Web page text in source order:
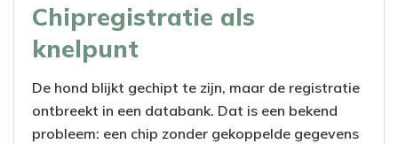
Chipregistratie als
knelpunt
De hond blijkt gechipt te zijn, maar de registratie
ontbreekt in een databank. Dat is een bekend
probleem: een chip zonder gekoppelde gegevens